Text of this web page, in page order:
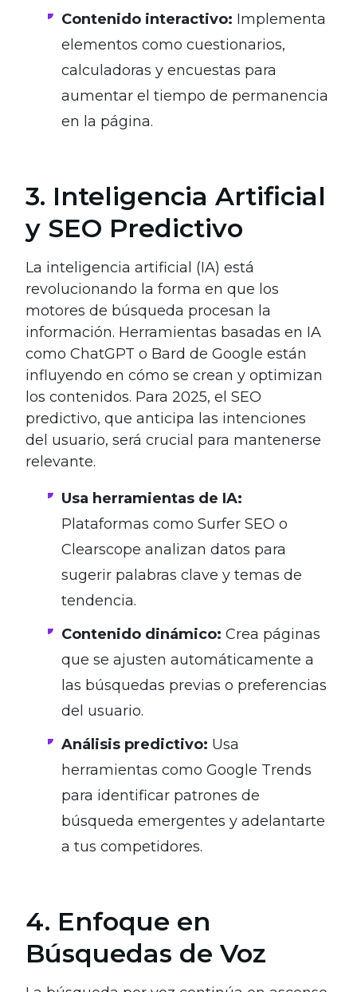
Contenido interactivo: Implementa
elementos como cuestionarios,
calculadoras y encuestas para
aumentar el tiempo de permanencia
en la página.
3. Inteligencia Artificial
y SEO Predictivo
La inteligencia artificial (IA) está
revolucionando la forma en que los
motores de búsqueda procesan la
información. Herramientas basadas en IA
como ChatGPT o Bard de Google están
influyendo en cómo se crean y optimizan
los contenidos. Para 2025, el SEO
predictivo, que anticipa las intenciones
del usuario, será crucial para mantenerse
relevante.
Usa herramientas de IA:
Plataformas como Surfer SEO o
Clearscope analizan datos para
sugerir palabras clave y temas de
tendencia.
Contenido dinámico: Crea páginas
que se ajusten automáticamente a
las búsquedas previas o preferencias
del usuario.
Análisis predictivo: Usa
herramientas como Google Trends
para identificar patrones de
búsqueda emergentes y adelantarte
a tus competidores.
4. Enfoque en
Búsquedas de Voz